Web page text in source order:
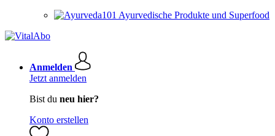
Ayurvedische Produkte und Superfood
Anmelden
Jetzt anmelden
Bist du neu hier?
Konto erstellen